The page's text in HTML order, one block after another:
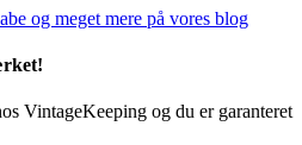
og meget mere på vores blog
VintageKeeping og du er garanteret